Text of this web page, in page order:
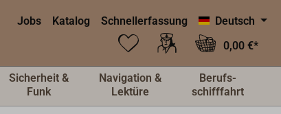
Jobs Katalog Schnellerfassung
Deutsch
0,00 €*
Sicherheit &
Funk
Navigation &
Lektüre
Berufs-
schifffahrt